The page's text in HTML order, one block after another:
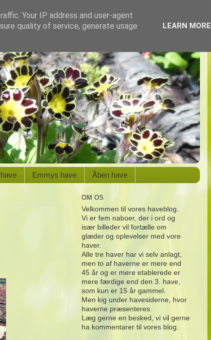
Emmys have Åben have
OM OS
Velkommen til vores haveblog.
Vi er fem naboer, der i ord og
især billeder vil fortælle om
glæder og oplevelser med vore
haver.
Alle tre haver har vi selv anlagt,
men to af haverne er mere end
45 år og er mere etablerede er
mere færdige end den 3. have,
som kun er 15 år gammel.
Men kig under havesiderne, hvor
haverne præsenteres.
Læg gerne en besked, vi vil gerne
ha kommentarer til vores blog.
Your IP address and user-agent
quality of service, generate usage
LEARN MORE